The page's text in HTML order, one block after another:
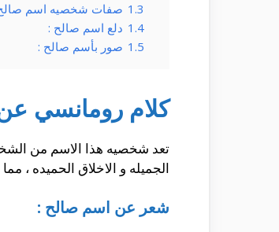
1.3 صفات شخصيه اسم
1.4 دلع اسم صالح :
1.5 صور بأسم صالح :
كلام رومانسي
تعد شخصيه هذا الاسم من
الجميله و الاخلاق الحميده ،
شعر عن اسم صالح :